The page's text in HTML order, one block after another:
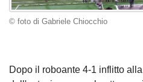
© foto di Gabriele Chiocchio
Dopo il roboante 4-1 inflitto